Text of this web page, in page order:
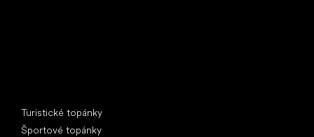
Turistické topánky
Športové topánky